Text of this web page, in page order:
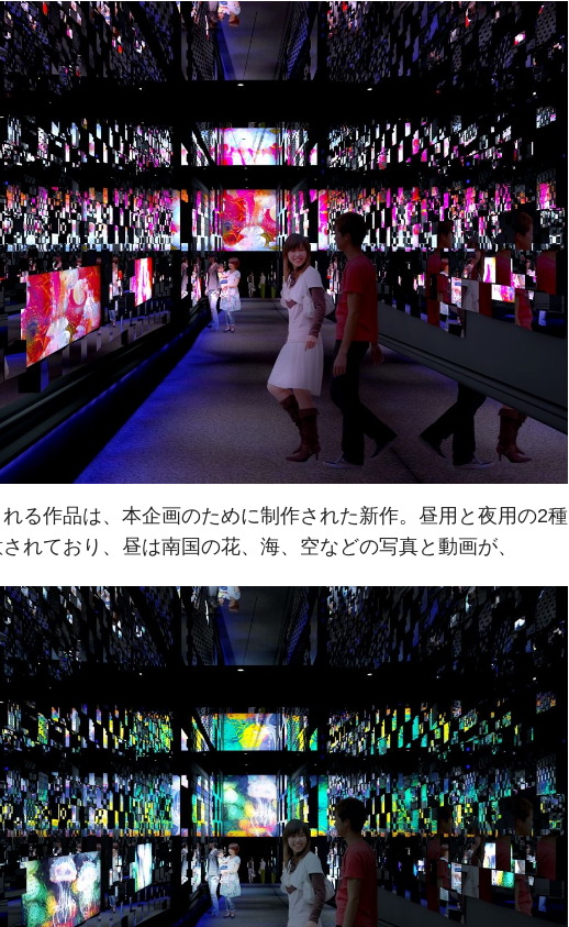
る作品は、本企画のために制作された新作。昼用と夜用の2種
れており、昼は南国の花、海、空などの写真と動画が、